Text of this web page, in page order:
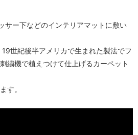
サー下などのインテリアマットに敷い
世紀後半アメリカで生まれた製法でフ
繍機で植えつけて仕上げるカーペット
す。